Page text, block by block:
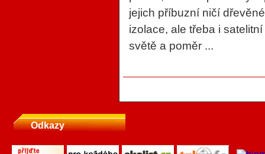
jejich příbuzní ničí
izolace, ale třeba i
světě a poměr ...
Odkazy